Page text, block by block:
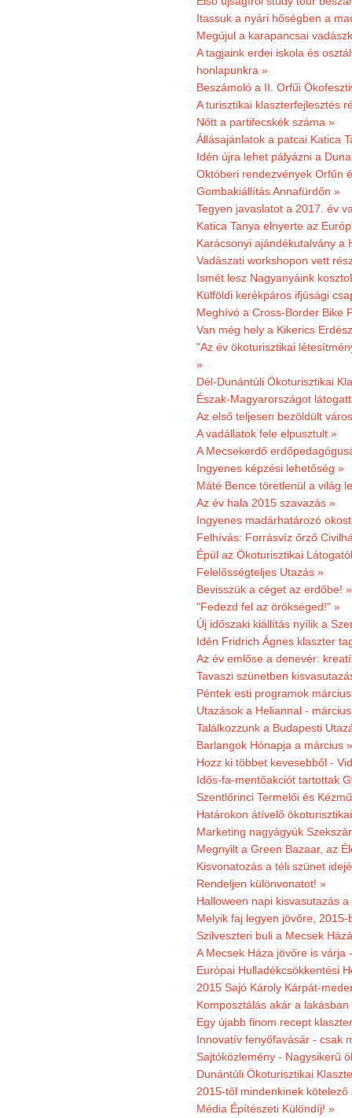
Itassuk a nyári hőségben a
Megújul a karapancsai
A tagjaink erdei iskola és
honlapunkra »
Beszámoló a II. Orfűi
A turisztikai klaszterfejlesztés
Nőtt a partifecskék száma »
Állásajánlatok a patcai Katica
Idén újra lehet pályázni a
Októberi rendezvények Orfűn
Gombakiállítás Annafürdőn »
Tegyen javaslatot a 2017. év
Katica Tanya elnyerte az
Karácsonyi ajándékutalvány a
Vadászati workshopon vett
Ismét lesz Nagyanyáink
Külföldi kerékpáros ifjúsági
Meghívó a Cross-Border Bike
Van még hely a Kikerics
"Az év ökoturisztikai
»
Dél-Dunántúli Ökoturisztikai
Észak-Magyarországot
Az első teljesen bezöldült
A vadállatok fele elpusztult »
A Mecsekerdő
Ingyenes képzési lehetőség »
Máté Bence töretlenül a világ
Az év hala 2015 szavazás »
Ingyenes madárhatározó
Felhívás: Forrásvíz őrző
Épül az Ökoturisztikai
Felelősségteljes Utazás »
Bevisszük a céget az erdőbe! »
"Fedezd fel az örökséged!" »
Új időszaki kiállítás nyílik a
Idén Fridrich Ágnes klaszter
Az év emlőse a denevér:
Tavaszi szünetben
Péntek esti programok
Utazások a Heliannal -
Találkozzunk a Budapesti
Barlangok Hónapja a március »
Hozz ki többet kevesebből -
Idős-fa-mentőakciót tartottak
Szentlőrinci Termelői és
Határokon átívelő
Marketing nagyágyúk
Megnyilt a Green Bazaar, az
Kisvonatozás a téli szünet
Rendeljen különvonatot! »
Halloween napi kisvasutazás
Melyik faj legyen jövőre,
Szilveszteri buli a Mecsek
A Mecsek Háza jövőre is várja
Európai Hulladékcsökkentési
2015 Sajó Károly Kárpát-
Komposztálás akár a lakásban
Egy újabb finom recept
Innovatív fenyőfavásár - csak
Sajtóközlemény - Nagysikerű
Dunántúli Ökoturisztikai
2015-től mindenkinek
Média Építészeti Különdíj! »